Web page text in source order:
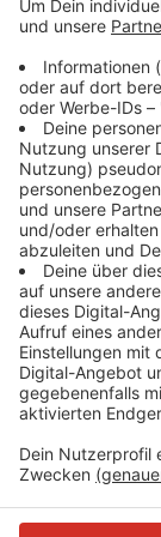
Anzeige
Dafür sind
im Einsatz.
Hitze
Unterstützung.
Anzeige
Anzeige